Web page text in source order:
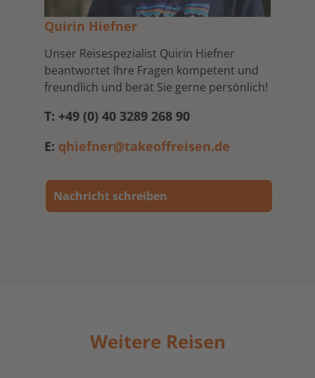
Quirin Hiefner
Unser Reisespezialist Quirin Hiefner
beantwortet Ihre Fragen kompetent und
freundlich und berät Sie gerne persönlich!
T: +49 (0) 40 3289 268 90
E: qhiefner@takeoffreisen.de
Nachricht schreiben
Weitere Reisen